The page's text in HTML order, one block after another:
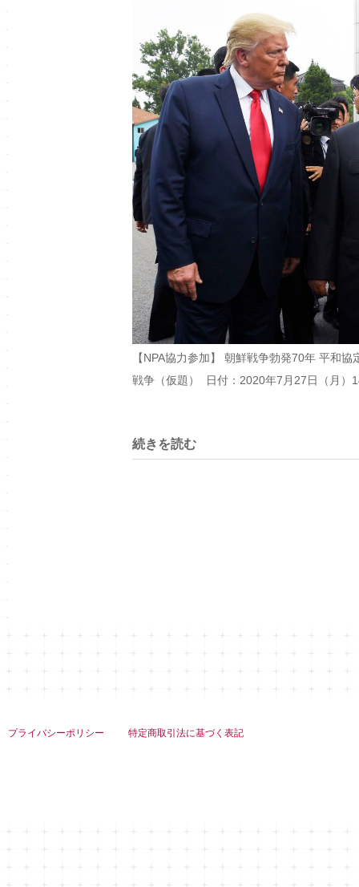
【NPA協力参加】 朝鮮戦争勃発70年 平和
戦争（仮題） 日付：2020年7月27日（月）
続きを読む
プライバシーポリシー 特定商取引法に基づく表記